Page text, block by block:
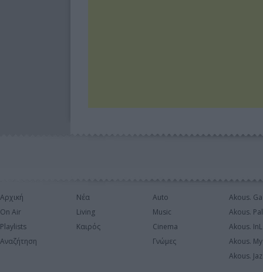
Αρχική
On Air
Playlists
Αναζήτηση
Νέα
Living
Καιρός
Auto
Music
Cinema
Γνώμες
Akous.
Akous.
Akous.
Akous.
Akous.